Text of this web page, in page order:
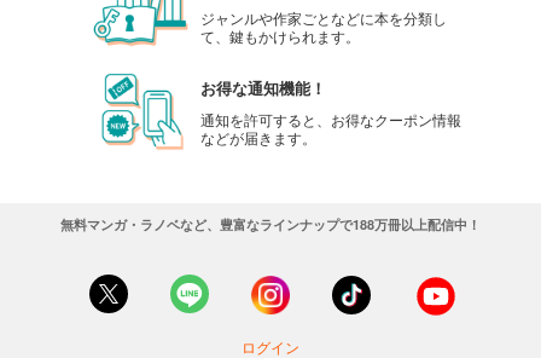
ジャンルや作家ごとなどに本を分類し
て、鍵もかけられます。
お得な通知機能！
通知を許可すると、お得なクーポン情報
などが届きます。
無料マンガ・ラノベなど、豊富なラインナップで188万冊以上配信中！
ログイン